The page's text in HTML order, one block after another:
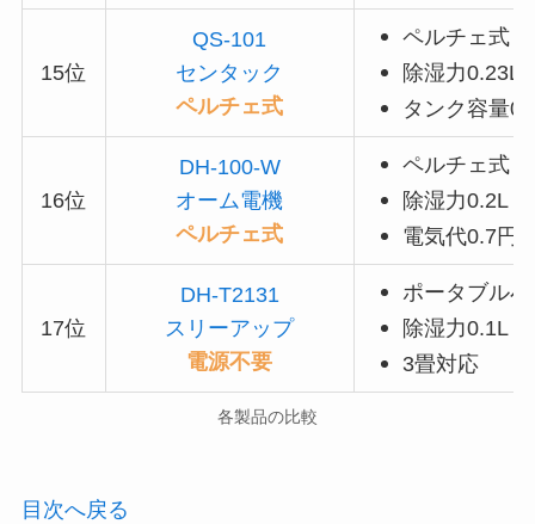
15位
QS-101
センタック
ペルチェ式
ペルチェ式
除湿力0.23L
タンク容量
16位
DH-100-W
オーム電機
ペルチェ式
ペルチェ式
除湿力0.2L
電気代0.7円
17位
DH-T2131
スリーアップ
電源不要
ポータブル
除湿力0.1L
3畳対応
各製品の比較
目次へ戻る